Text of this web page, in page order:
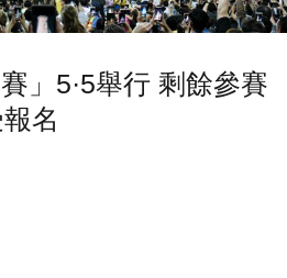
」5·5舉行 剩餘參賽
名